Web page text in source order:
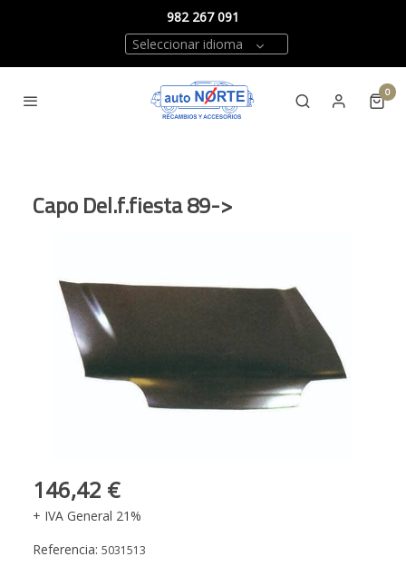
982 267 091
Seleccionar idioma
0
Capo Del.f.fiesta 89->
146,42 €
+ IVA General 21%
Referencia: 5031513